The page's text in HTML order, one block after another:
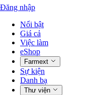
Đăng nhập
Nổi bật
Giá cả
Việc làm
eShop
Farmext
Sự kiện
Danh bạ
Thư viện